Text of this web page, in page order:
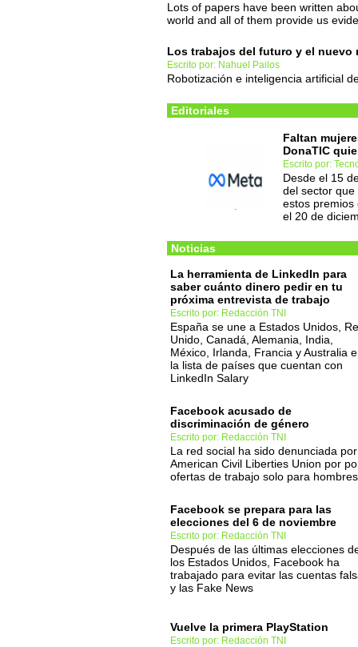
Lots of papers have been written
world and all of them provide us
Los trabajos del futuro y el nuevo
Escrito por: Nahuel Pailos
Robotización e inteligencia artificial
Editoriales
Faltan
DonaTIC
Escrito por:
Desde el 15
del sector
estos premios
el 20 de
Noticias
La herramienta de LinkedIn para
saber cuánto dinero pedir en tu
próxima entrevista de trabajo
Escrito por: Redacción TNI
España se une a Estados Unidos,
Unido, Canadá, Alemania, India,
México, Irlanda, Francia y Australia
la lista de países que cuentan con
LinkedIn Salary
Facebook acusado de
discriminación de género
Escrito por: Redacción TNI
La red social ha sido denunciada por
American Civil Liberties Union por
ofertas de trabajo solo para hombres
Facebook se prepara para las
elecciones del 6 de noviembre
Escrito por: Redacción TNI
Después de las últimas elecciones
los Estados Unidos, Facebook ha
trabajado para evitar las cuentas
y las Fake News
Vuelve la primera PlayStation
Escrito por: Redacción TNI